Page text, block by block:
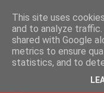
This site uses
and to analyze traffic.
shared with Google
metrics to ensure
statistics, and to